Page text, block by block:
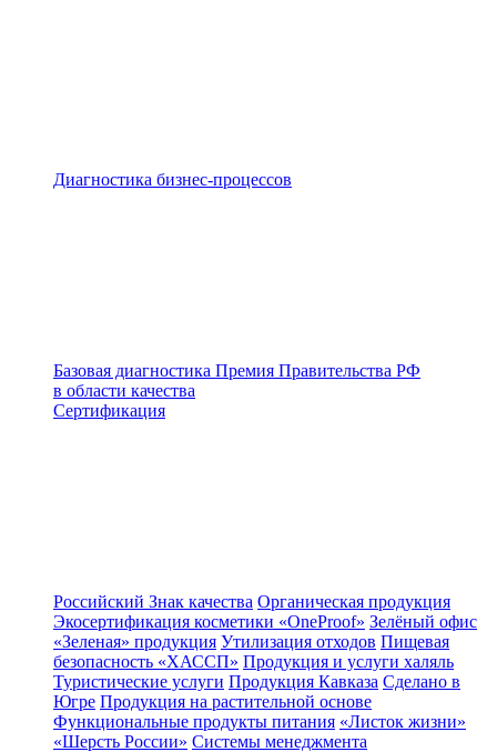
Диагностика бизнес-процессов
Базовая диагностика Премия Правительства РФ
в области качества
Сертификация
Российский Знак качества Органическая продукция
Экосертификация косметики «OneProof» Зелёный офис
«Зеленая» продукция Утилизация отходов Пищевая
безопасность «ХАССП» Продукция и услуги халяль
Туристические услуги Продукция Кавказа Сделано в
Югре Продукция на растительной основе
Функциональные продукты питания «Листок жизни»
«Шерсть России» Системы менеджмента